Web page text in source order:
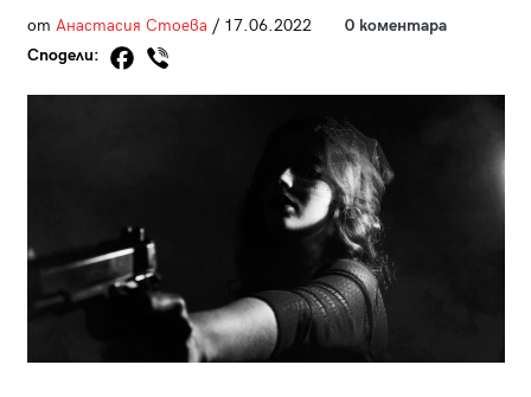
от Анастасия Стоева / 17.06.2022
0 коментара
Сподели: